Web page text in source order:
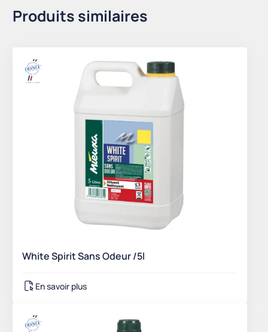
Produits similaires
White Spirit Sans Odeur /5l
En savoir plus